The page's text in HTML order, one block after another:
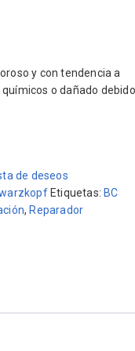
y con tendencia a
o dañado debido
de deseos
Etiquetas: BC
, Reparador